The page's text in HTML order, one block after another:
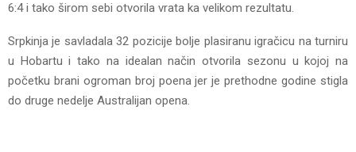
6:4 i tako širom sebi otvorila vrata ka velikom rezultatu.
Srpkinja je savladala 32 pozicije bolje plasiranu igračicu na turniru
u Hobartu i tako na idealan način otvorila sezonu u kojoj na
početku brani ogroman broj poena jer je prethodne godine stigla
do druge nedelje Australijan opena.